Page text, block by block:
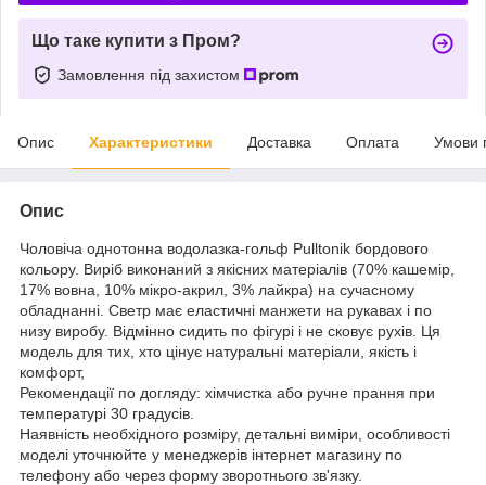
Що таке купити з Пром?
Замовлення під захистом
Опис Характеристики Доставка Оплата Умови
Опис
Чоловіча однотонна водолазка-гольф Pulltonik бордового
кольору. Виріб виконаний з якісних матеріалів (70% кашемір,
17% вовна, 10% мікро-акрил, 3% лайкра) на сучасному
обладнанні. Светр має еластичні манжети на рукавах і по
низу виробу. Відмінно сидить по фігурі і не сковує рухів. Ця
модель для тих, хто цінує натуральні матеріали, якість і
комфорт,
Рекомендації по догляду: хімчистка або ручне прання при
температурі 30 градусів.
Наявність необхідного розміру, детальні виміри, особливості
моделі уточнюйте у менеджерів інтернет магазину по
телефону або через форму зворотнього зв'язку.